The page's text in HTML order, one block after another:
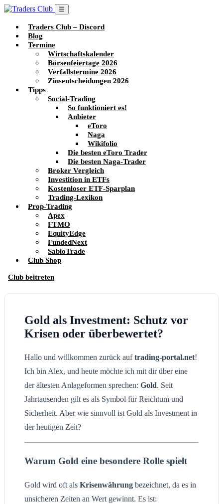
☰
Traders Club – Discord
Blog
Termine
Wirtschaftskalender
Börsenfeiertage 2026
Verfallstermine 2026
Zinsentscheidungen 2026
Tipps
Social-Trading
So funktioniert es!
Anbieter
eToro
Naga
Wikifolio
Die besten eToro Trader
Die besten Naga-Trader
Broker Vergleich
Investition in ETFs
Kostenloser ETF-Sparplan
Trading-Lexikon
Prop-Trading
Apex
FTMO
EquityEdge
FundedNext
SabioTrade
Club Shop
Club beitreten
Gold als Investment: Schutz vor
Krisen oder überbewertet?
Hallo und willkommen zurück auftrading-portal.net!
Ich bin Alex, und heute möchte ich mit dir über eine
der ältesten Anlageformen sprechen: Gold. Seit
Jahrtausenden gilt es als Symbol für Reichtum und
Sicherheit. Aber wie sinnvoll ist Gold als Investment in
der heutigen Zeit?
Warum Gold eine besondere Rolle spielt
Gold wird oft als Krisenwährung bezeichnet, da es in
unsicheren Zeiten an Wert gewinnt. Es ist: